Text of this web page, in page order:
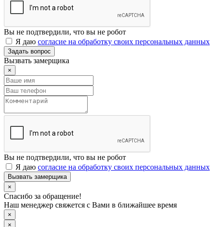
Вы не подтвердили, что вы не робот
Я даю согласие на обработку своих персональных данных
Задать вопрос
Вызвать замерщика
×
Вы не подтвердили, что вы не робот
Я даю согласие на обработку своих персональных данных
Вызвать замерщика
×
Спасибо за обращение!
Наш менеджер свяжется с Вами в ближайшее время
×
×